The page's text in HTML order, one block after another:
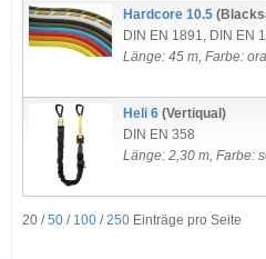
Hardcore 10.5
DIN EN 1891, DIN EN
Länge: 45 m, Farbe:
Heli 6 (Vertiqual)
DIN EN 358
Länge: 2,30 m, Farbe:
20 /50 / 100 /250 Einträge pro Seite